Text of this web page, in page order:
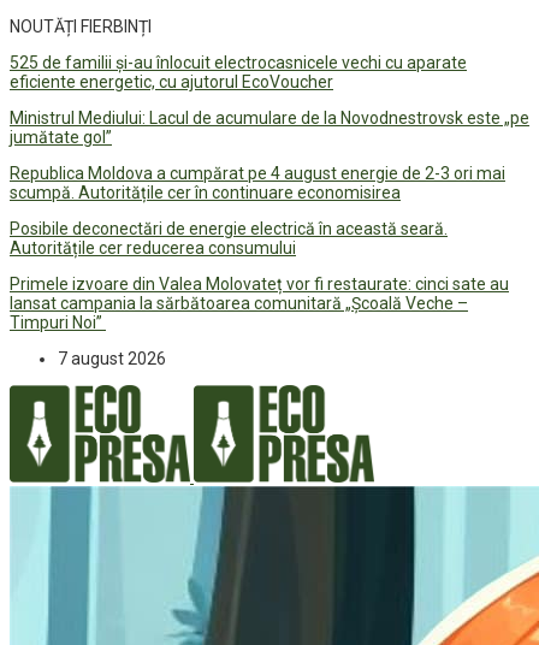
NOUTĂȚI FIERBINȚI
525 de familii și-au înlocuit electrocasnicele vechi cu aparate
eficiente energetic, cu ajutorul EcoVoucher
Ministrul Mediului: Lacul de acumulare de la Novodnestrovsk este „pe
jumătate gol”
Republica Moldova a cumpărat pe 4 august energie de 2-3 ori mai
scumpă. Autoritățile cer în continuare economisirea
Posibile deconectări de energie electrică în această seară.
Autoritățile cer reducerea consumului
Primele izvoare din Valea Molovateț vor fi restaurate: cinci sate au
lansat campania la sărbătoarea comunitară „Școală Veche –
Timpuri Noi”
7 august 2026